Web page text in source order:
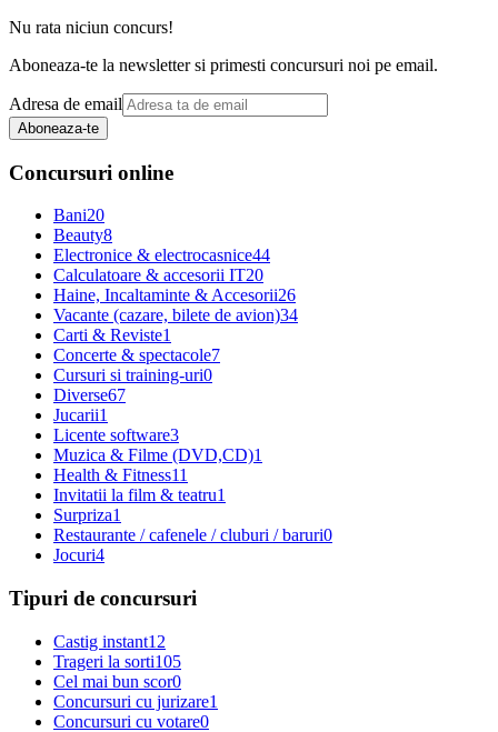
Nu rata niciun concurs!
Aboneaza-te la newsletter si primesti concursuri noi pe email.
Adresa de email
Aboneaza-te
Concursuri online
Bani20
Beauty8
Electronice & electrocasnice44
Calculatoare & accesorii IT20
Haine, Incaltaminte & Accesorii26
Vacante (cazare, bilete de avion)34
Carti & Reviste1
Concerte & spectacole7
Cursuri si training-uri0
Diverse67
Jucarii1
Licente software3
Muzica & Filme (DVD,CD)1
Health & Fitness11
Invitatii la film & teatru1
Surpriza1
Restaurante / cafenele / cluburi / baruri0
Jocuri4
Tipuri de concursuri
Castig instant12
Trageri la sorti105
Cel mai bun scor0
Concursuri cu jurizare1
Concursuri cu votare0